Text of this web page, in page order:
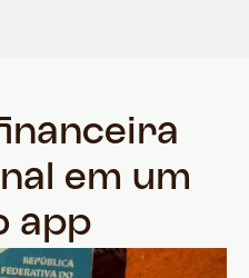
em um
app